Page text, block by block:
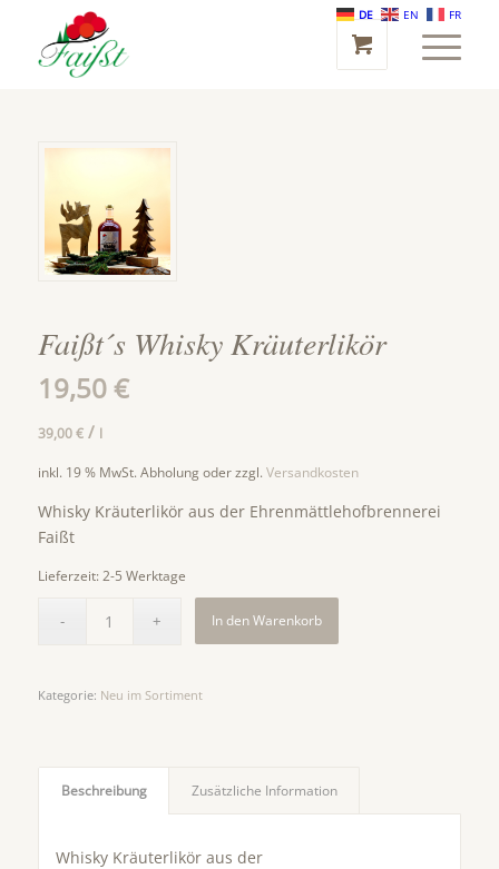
Faißt´s Whisky Kräuterlikör
19,50€
39,00€/ l
inkl. 19 % MwSt. Abholung oder zzgl. Versandkosten
Whisky Kräuterlikör aus der Ehrenmättlehofbrennerei
Faißt
Lieferzeit: 2-5 Werktage
In den Warenkorb
Kategorie: Neu im Sortiment
Beschreibung Zusätzliche Information
Whisky Kräuterlikör aus der
DE EN FR